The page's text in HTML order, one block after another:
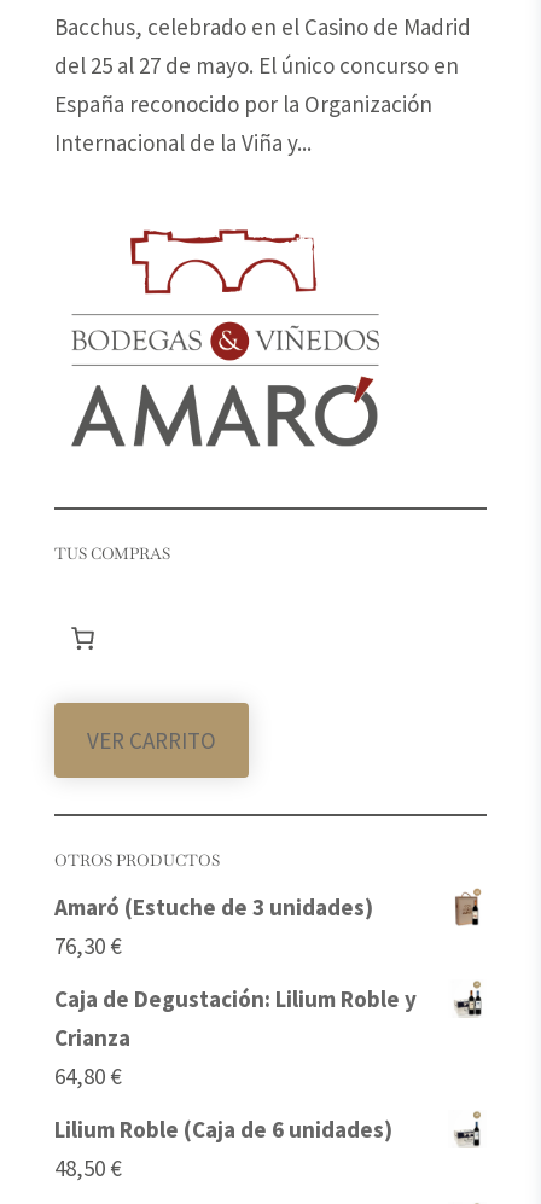
Bacchus, celebrado en el Casino de Madrid
del 25 al 27 de mayo. El único concurso en
España reconocido por la Organización
Internacional de la Viña y...
TUS COMPRAS
VER CARRITO
OTROS PRODUCTOS
Amaró (Estuche de 3 unidades)
76,30 €
Caja de Degustación: Lilium Roble y
Crianza
64,80 €
Lilium Roble (Caja de 6 unidades)
48,50 €